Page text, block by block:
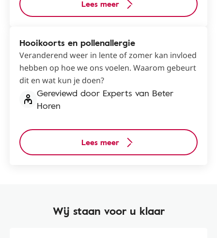
Lees meer
Hooikoorts en pollenallergie
Veranderend weer in lente of zomer kan invloed
hebben op hoe we ons voelen. Waarom gebeurt
dit en wat kun je doen?
Gereviewd door Experts van Beter
Horen
Lees meer
Wij staan voor u klaar